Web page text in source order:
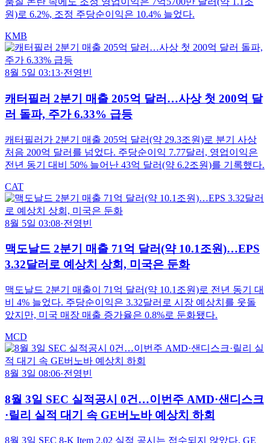
원)로 6.2%, 조정 주당순이익은 10.4% 늘었다.
KMB
8월 5일 03:13·전영빈
캐터필러 2분기 매출 205억 달러…사상 첫 200억 달
러 돌파, 주가 6.33% 급등
캐터필러가 2분기 매출 205억 달러(약 29.3조원)로 분기 사상
처음 200억 달러를 넘었다. 주당순이익 7.77달러, 영업이익은
전년 동기 대비 50% 늘어난 43억 달러(약 6.2조원)를 기록했다.
CAT
8월 5일 03:08·전영빈
맥도날드 2분기 매출 71억 달러(약 10.1조원)…EPS
3.32달러로 예상치 상회, 미국은 둔화
맥도날드 2분기 매출이 71억 달러(약 10.1조원)로 전년 동기 대
비 4% 늘었다. 주당순이익은 3.32달러로 시장 예상치를 웃돌
았지만, 미국 매장 매출 증가율은 0.8%로 둔화됐다.
MCD
8월 3일 08:06·전영빈
8월 3일 SEC 실적공시 0건…이번주 AMD·샌디스크
·릴리 실적 대기 속 GE버노바 예상치 하회
8월 3일 SEC 8-K Item 2.02 실적 공시는 접수되지 않았다. GE